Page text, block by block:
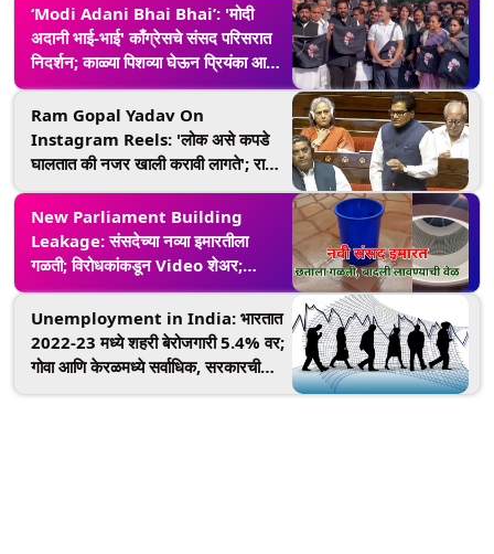
‘Modi Adani Bhai Bhai’: 'मोदी
अदानी भाई-भाई' काँग्रेसचे संसद परिसरात
निदर्शन; काळ्या पिशव्या घेऊन प्रियंका आणि
राहुल गांधींचा सहभाग
Ram Gopal Yadav On
Instagram Reels: 'लोक असे कपडे
घालतात की नजर खाली करावी लागते'; राम
अश्लीलता आणि ऑनलाइन गेमिंगबाबत चिंता
New Parliament Building
Leakage: संसदेच्या नव्या इमारतीला
गळती; विरोधकांकडून Video शेअर;
अखिलेश यादव म्हणाले 'Old Sansad
Better'
Unemployment in India: भारतात
2022-23 मध्ये शहरी बेरोजगारी 5.4% वर;
गोवा आणि केरळमध्ये सर्वाधिक, सरकारची